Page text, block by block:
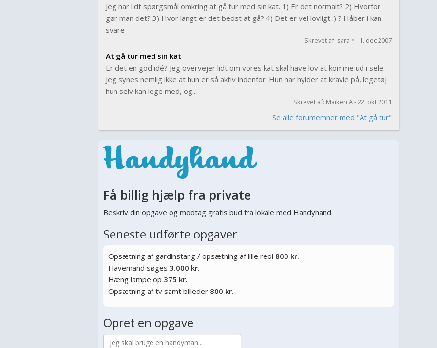
Jeg har lidt spørgsmål omkring at gå tur med sin kat. 1) Er det normalt? 2) Hvorfor
gør man det? 3) Hvor langt er det bedst at gå? 4) Det er vel lovligt :) ? Håber i kan
svare
Skrevet af: sara * - 1. dec 2007
At gå tur med sin kat
Er det en god idé? Jeg overvejer lidt om vores kat skal have lov at komme ud i sele.
Jeg synes nemlig ikke at hun er så aktiv indenfor. Hun har hylder at kravle på, legetøj
hun selv kan lege med, og...
Skrevet af: Maiken A - 22. okt 2011
Se alle forumemner med "At gå tur"
Få billig hjælp fra private
Beskriv din opgave og modtag gratis bud fra lokale med Handyhand.
Seneste udførte opgaver
Opsætning af gardinstang / opsætning af lille reol 800 kr.
Havemand søges 3.000 kr.
Hæng lampe op 375 kr.
Opsætning af tv samt billeder 800 kr.
Opret en opgave